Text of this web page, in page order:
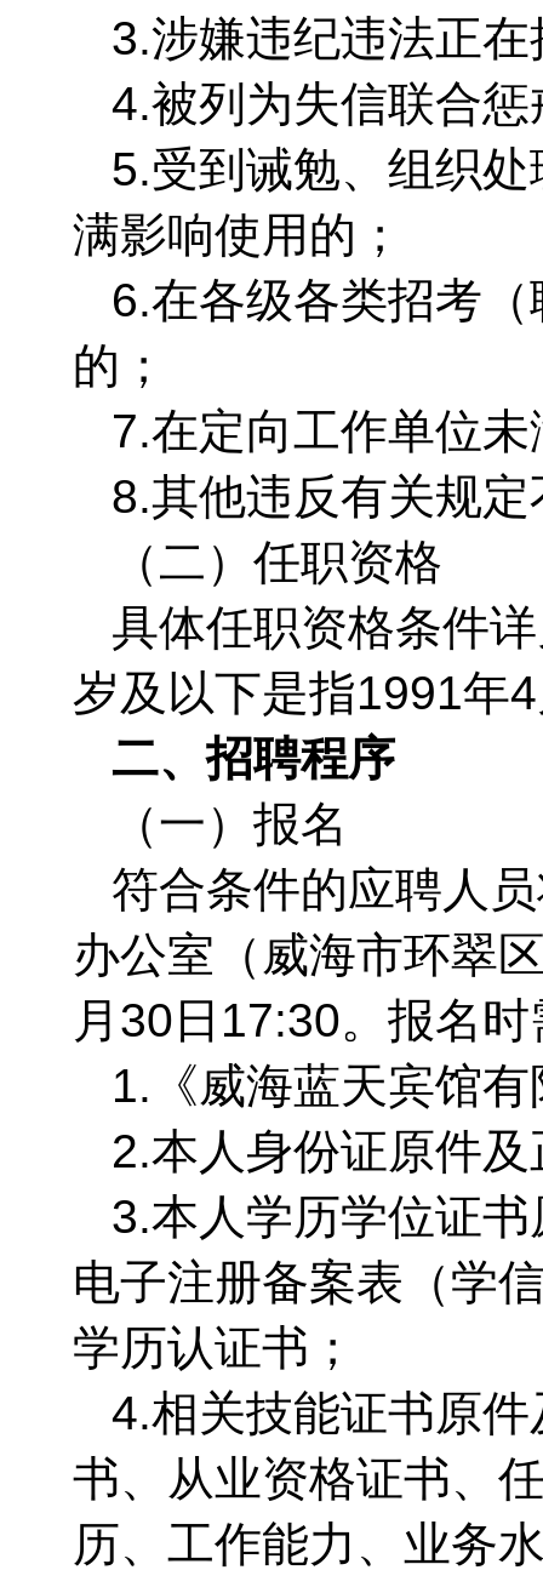
3.涉嫌违纪违法正
4.被列为失信联合
5.受到诫勉、组织
满影响使用的；
6.在各级各类招考
的；
7.在定向工作单位
8.其他违反有关规
（二）任职资格
具体任职资格条件
岁及以下是指1991年
二、招聘程序
（一）报名
符合条件的应聘人
办公室（威海市环翠
月30日17:30。报名
1.《威海蓝天宾馆
2.本人身份证原件
3.本人学历学位证
电子注册备案表（学
学历认证书；
4.相关技能证书原
书、从业资格证书、
历、工作能力、业务